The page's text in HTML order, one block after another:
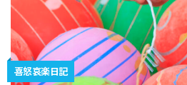
喜怒哀楽日記